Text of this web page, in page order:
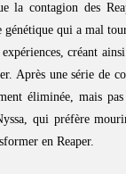
la contagion des
génétique qui a mal
créant
Après une série de
éliminée, mais
qui préfère
en Reaper.